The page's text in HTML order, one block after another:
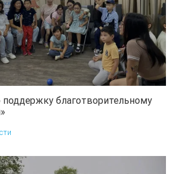
поддержку благотворительному